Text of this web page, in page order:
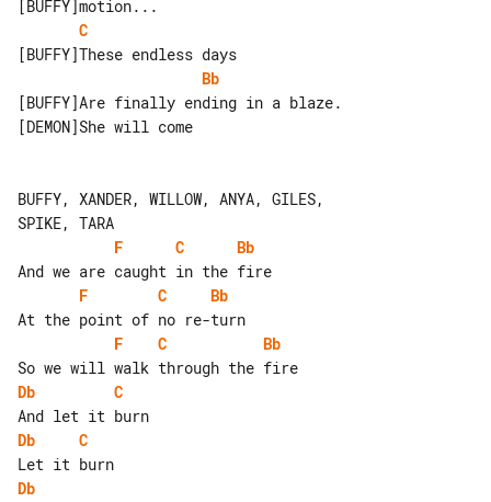
C
Bb
[BUFFY]Are finally ending in a blaze.
[DEMON]She will come
BUFFY, XANDER, WILLOW, ANYA, GILES,
F
C
Bb
F
C
Bb
F
C
Bb
Db
C
Db
C
Db